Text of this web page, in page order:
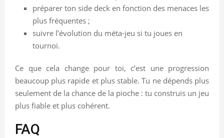
préparer ton side deck en fonction des menaces les
plus fréquentes ;
suivre l’évolution du méta-jeu si tu joues en
tournoi.
Ce que cela change pour toi, c’est une progression
beaucoup plus rapide et plus stable. Tu ne dépends plus
seulement de la chance de la pioche : tu construis un jeu
plus fiable et plus cohérent.
FAQ